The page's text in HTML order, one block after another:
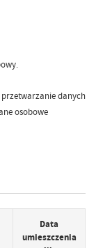
danych
osobowe
Data
umieszczenia